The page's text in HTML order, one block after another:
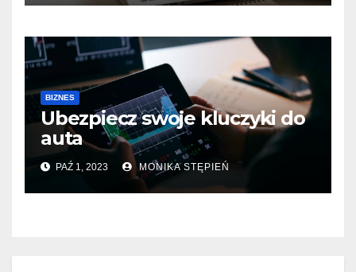
BIZNES
Ubezpiecz swoje kluczyki do
auta
PAŹ 1, 2023 MONIKA STĘPIEŃ